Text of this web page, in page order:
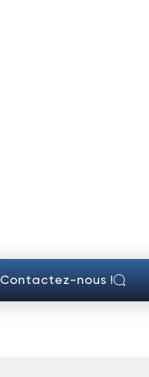
Contactez-nous !